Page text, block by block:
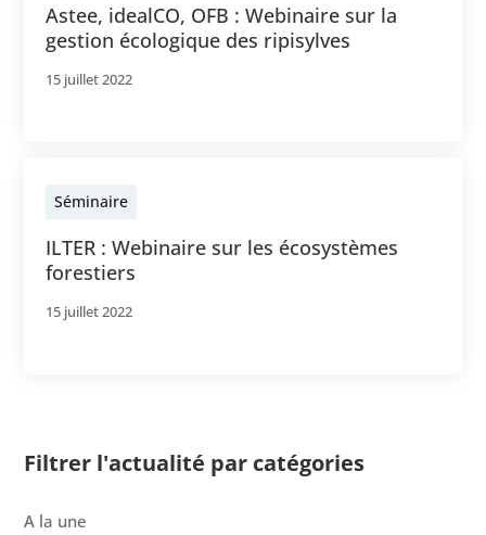
Astee, idealCO, OFB : Webinaire sur la
gestion écologique des ripisylves
15 juillet 2022
Séminaire
ILTER : Webinaire sur les écosystèmes
forestiers
15 juillet 2022
Filtrer l'actualité par catégories
A la une